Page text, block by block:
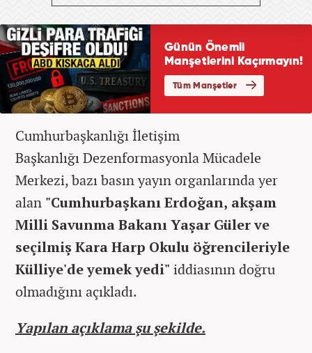
Cumhurbaşkanlığı İletişim
Başkanlığı Dezenformasyonla Mücadele
Merkezi, bazı basın yayın organlarında yer
alan "Cumhurbaşkanı Erdoğan, akşam
Milli Savunma Bakanı Yaşar Güler ve
seçilmiş Kara Harp Okulu öğrencileriyle
Külliye'de yemek yedi" iddiasının doğru
olmadığını açıkladı.
Yapılan açıklama şu şekilde.